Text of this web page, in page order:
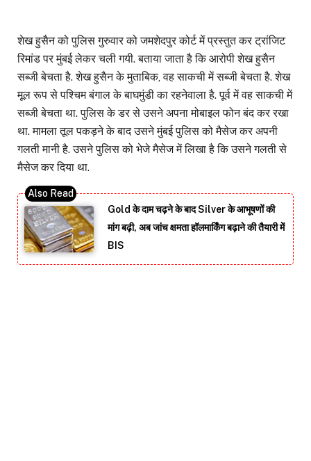
शेख हुसैन को पुलिस गुरुवार को जमशेदपुर कोर्ट में प्रस्तुत कर ट्रांजिट
रिमांड पर मुंबई लेकर चली गयी. बताया जाता है कि आरोपी शेख हुसैन
सब्जी बेचता है. शेख हुसैन के मुताबिक, वह साकची में सब्जी बेचता है. शेख
मूल रूप से पश्चिम बंगाल के बाघमुंडी का रहनेवाला है. पूर्व में वह साकची में
सब्जी बेचता था. पुलिस के डर से उसने अपना मोबाइल फोन बंद कर रखा
था. मामला तूल पकड़ने के बाद उसने मुंबई पुलिस को मैसेज कर अपनी
गलती मानी है. उसने पुलिस को भेजे मैसेज में लिखा है कि उसने गलती से
मैसेज कर दिया था.
Gold के दाम चढ़ने के बाद Silver के आभूषणों की
मांग बढ़ी, अब जांच क्षमता हॉलमार्किंग बढ़ाने की तैयारी में
BIS